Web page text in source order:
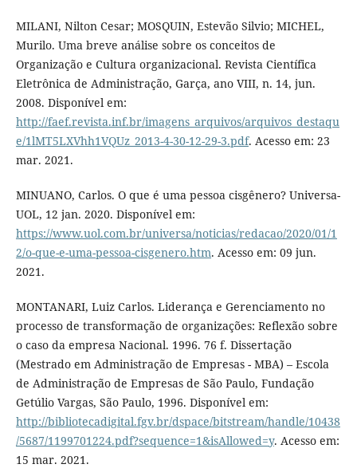
MILANI, Nilton Cesar; MOSQUIN, Estevão Silvio; MICHEL,
Murilo. Uma breve análise sobre os conceitos de
Organização e Cultura organizacional. Revista Científica
Eletrônica de Administração, Garça, ano VIII, n. 14, jun.
2008. Disponível em:
http://faef.revista.inf.br/imagens_arquivos/arquivos_destaqu
e/1lMT5LXVhh1VQUz_2013-4-30-12-29-3.pdf. Acesso em: 23
mar. 2021.
MINUANO, Carlos. O que é uma pessoa cisgênero? Universa-
UOL, 12 jan. 2020. Disponível em:
https://www.uol.com.br/universa/noticias/redacao/2020/01/1
2/o-que-e-uma-pessoa-cisgenero.htm. Acesso em: 09 jun.
2021.
MONTANARI, Luiz Carlos. Liderança e Gerenciamento no
processo de transformação de organizações: Reflexão sobre
o caso da empresa Nacional. 1996. 76 f. Dissertação
(Mestrado em Administração de Empresas - MBA) – Escola
de Administração de Empresas de São Paulo, Fundação
Getúlio Vargas, São Paulo, 1996. Disponível em:
http://bibliotecadigital.fgv.br/dspace/bitstream/handle/10438
/5687/1199701224.pdf?sequence=1&isAllowed=y. Acesso em:
15 mar. 2021.